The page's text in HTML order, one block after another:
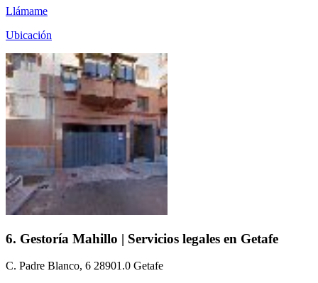
Llámame
Ubicación
6. Gestoría Mahillo | Servicios legales en Getafe
C. Padre Blanco, 6 28901.0 Getafe